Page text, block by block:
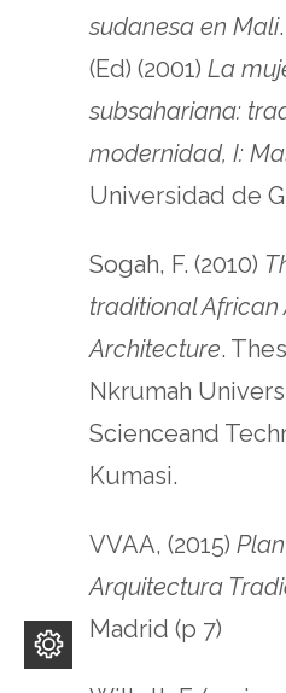
sudanesa en Mali
(Ed) (2001) La
subsahariana:
modernidad, I:
Universidad de
Sogah, F. (2010)
traditional African
Architecture.
Nkrumah
Scienceand
Kumasi.
VVAA, (2015)
Arquitectura
Madrid (p 7)